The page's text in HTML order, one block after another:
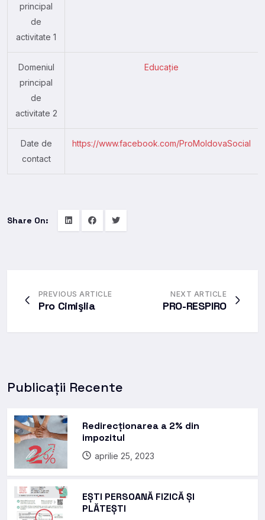
principal
de
activitate 1
Domeniul
principal
de
activitate 2
Educație
Date de
contact
https://www.facebook.com/ProMoldovaSocial
Share On:
PREVIOUS ARTICLE
Pro Cimişlia
NEXT ARTICLE
PRO-RESPIRO
Publicații Recente
Redirecționarea a 2% din
impozitul
aprilie 25, 2023
EȘTI PERSOANĂ FIZICĂ ȘI
PLĂTEȘTI